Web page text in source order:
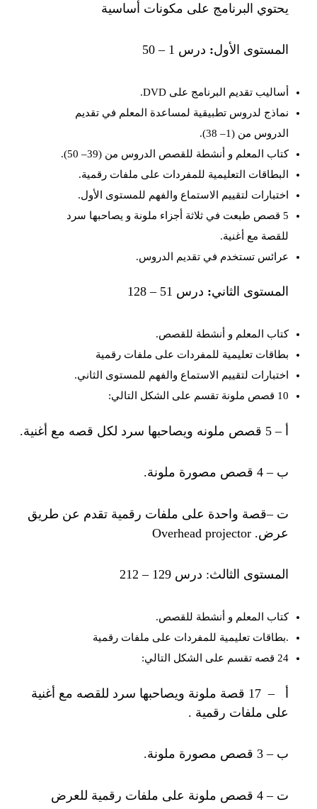
يحتوي البرنامج على مكونات أساسية
المستوى الأول: درس 1 – 50
أساليب تقديم البرنامج على DVD.
نماذج لدروس تطبيقية لمساعدة المعلم في تقديم
الدروس من (1– 38).
كتاب المعلم و أنشطة للقصص الدروس من (39– 50).
البطاقات التعليمية للمفردات على ملفات رقمية.
اختبارات لتقييم الاستماع والفهم للمستوى الأول.
5 قصص طبعت في ثلاثة أجزاء ملونة و يصاحبها سرد
للقصة مع أغنية.
عرائس تستخدم في تقديم الدروس.
المستوى الثاني: درس 51 – 128
كتاب المعلم و أنشطة للقصص.
بطاقات تعليمية للمفردات على ملفات رقمية
اختبارات لتقييم الاستماع والفهم للمستوى الثاني.
10 قصص ملونة تقسم على الشكل التالي:
أ – 5 قصص ملونه ويصاحبها سرد لكل قصه مع أغنية.
ب – 4 قصص مصورة ملونة.
ت –قصة واحدة على ملفات رقمية تقدم عن طريق
عرض. Overhead projector
المستوى الثالث: درس 129 – 212
كتاب المعلم و أنشطة للقصص.
.بطاقات تعليمية للمفردات على ملفات رقمية
24 قصه تقسم على الشكل التالي:
أ – 17 قصة ملونة ويصاحبها سرد للقصه مع أغنية
على ملفات رقمية .
ب – 3 قصص مصورة ملونة.
ت – 4 قصص ملونة على ملفات رقمية للعرض